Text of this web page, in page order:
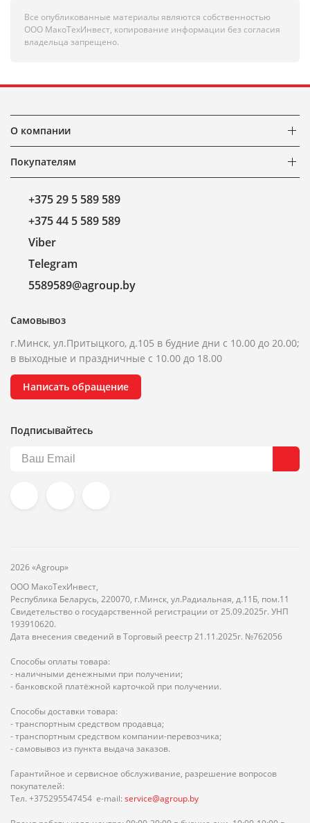
Все опубликованные материалы являются собственностью
ООО МакоТехИнвест, копирование информации без согласия
владельца запрещено.
О компании
Покупателям
+375 29 5 589 589
+375 44 5 589 589
Viber
Telegram
5589589@agroup.by
Самовывоз
г.Минск, ул.Притыцкого, д.105 в будние дни с 10.00 до 20.00;
в выходные и праздничные с 10.00 до 18.00
Написать обращение
Подписывайтесь
2026 «Agroup»
ООО МакоТехИнвест,
Республика Беларусь, 220070, г.Минск, ул.Радиальная, д.11Б, пом.11
Свидетельство о государственной регистрации от 25.09.2025г. УНП
193910620.
Дата внесения сведений в Торговый реестр 21.11.2025г. №762056
Способы оплаты товара:
- наличными денежными при получении;
- банковской платёжной карточкой при получении.
Способы доставки товара:
- транспортным средством продавца;
- транспортным средством компании-перевозчика;
- самовывоз из пункта выдача заказов.
Гарантийное и сервисное обслуживание, разрешение вопросов
покупателей:
Тел. +375295547454 e-mail: service@agroup.by